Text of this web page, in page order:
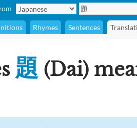
Rhymes Sentences
題 (Dai)